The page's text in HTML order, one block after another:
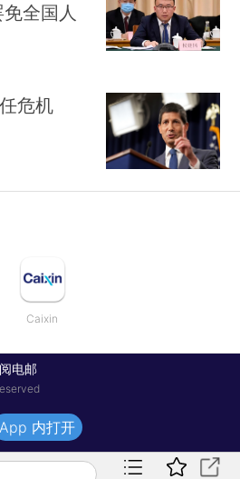
全国人
危机
Caixin
电邮
App 内打开